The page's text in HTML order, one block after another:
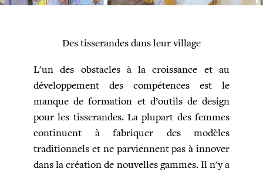
Des tisserandes dans leur village
L'un des obstacles à la croissance et au
développement des compétences est le
manque de formation et d’outils de design
pour les tisserandes. La plupart des femmes
continuent à fabriquer des modèles
traditionnels et ne parviennent pas à innover
dans la création de nouvelles gammes. Il n'y a